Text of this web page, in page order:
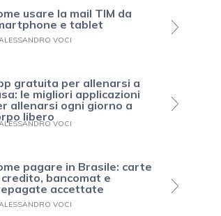
usare la mail TIM da
e tablet
VOCI
gratuita per allenarsi a
le migliori applicazioni
allenarsi ogni giorno a
libero
VOCI
pagare in Brasile: carte
credito, bancomat e
accettate
VOCI